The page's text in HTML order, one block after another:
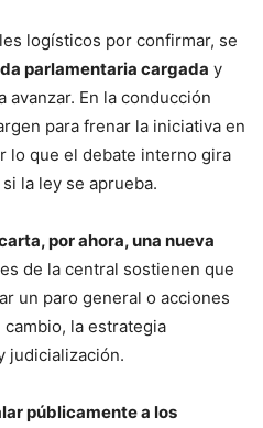
logísticos por confirmar, se
parlamentaria cargada y
En la conducción
para frenar la iniciativa en
lo que el debate interno gira
la ley se aprueba.
por ahora, una nueva
de la central sostienen que
un paro general o acciones
la estrategia
judicialización.
públicamente a los